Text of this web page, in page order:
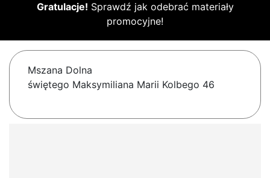
Gratulacje! Sprawdź jak odebrać materiały
promocyjne!
Mszana Dolna
świętego Maksymiliana Marii Kolbego 46